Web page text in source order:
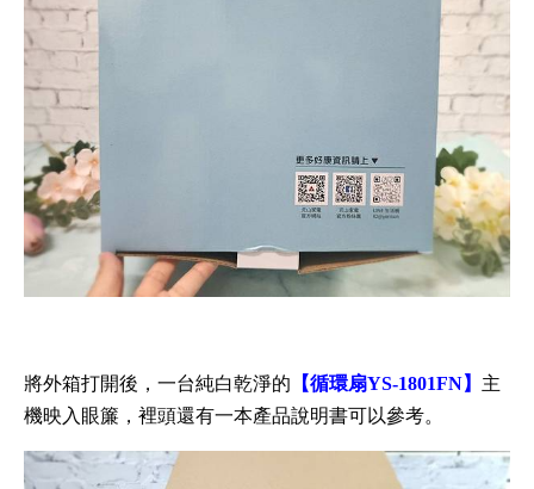
將外箱打開後，一台純白乾淨的 【循環扇YS-1801FN】 主
機映入眼簾，裡頭還有一本產品說明書可以參考。